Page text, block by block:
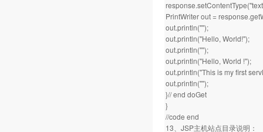
PrintWriter out =
out.println("");
out.println("Hello, World!");
out.println("");
out.println("Hello, World !");
out.println("This is my first
out.println("");
}// end doGet
}
//code end
13、JSP主机站点目录说明：